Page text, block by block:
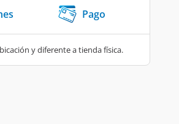
Pago
y diferente a tienda física.